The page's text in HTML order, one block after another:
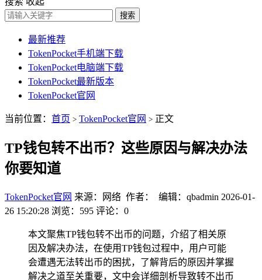
搜索
最新推荐
TokenPocket手机端下载
TokenPocket电脑端下载
TokenPocket最新版本
TokenPocket官网
当前位置： 首页 > TokenPocket官网 > 正文
TP钱包转不出币？这些原因与解决办法
你要知道
TokenPocket官网 来源：网络 作者： 编辑：qbadmin 2026-01-
26 15:20:28 浏览：595 评论：0
本文聚焦TP钱包转不出币的问题，介绍了相关原
因及解决办法，在使用TP钱包过程中，用户可能
会遭遇无法转出币的困扰，了解背后的原因并掌握
解决之道至关重要，文中会详细剖析导致转不出币